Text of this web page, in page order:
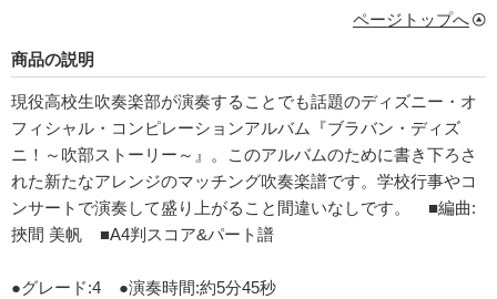
ページトップへ
商品の説明
現役高校生吹奏楽部が演奏することでも話題のディズニー・オ
フィシャル・コンピレーションアルバム『ブラバン・ディズ
ニ！～吹部ストーリー～』。このアルバムのために書き下ろさ
れた新たなアレンジのマッチング吹奏楽譜です。学校行事やコ
ンサートで演奏して盛り上がること間違いなしです。 ■編曲:
挾間 美帆 ■A4判スコア&パート譜
●グレード:4 ●演奏時間:約5分45秒